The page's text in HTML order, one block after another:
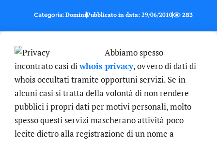
Categoria: DominiPubblicato in data: 29/06/2010 283
Abbiamo spesso
incontrato casi diwhois privacy, ovvero di dati di
whois occultati tramite opportuni servizi. Se in
alcuni casi si tratta della volontà di non rendere
pubblici i propri dati per motivi personali, molto
spesso questi servizi mascherano attività poco
lecite dietro alla registrazione di un nome a